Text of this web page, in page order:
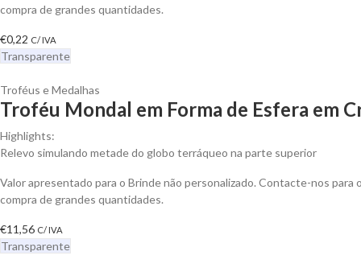
compra de grandes quantidades.
€0,22 C/ IVA
Transparente
Troféus e Medalhas
Troféu Mondal em Forma de Esfera em
Highlights:
Relevo simulando metade do globo terráqueo na parte superior
Valor apresentado para o Brinde não personalizado. Contacte-nos para
compra de grandes quantidades.
€11,56 C/ IVA
Transparente